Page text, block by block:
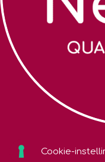
Zoek een coach